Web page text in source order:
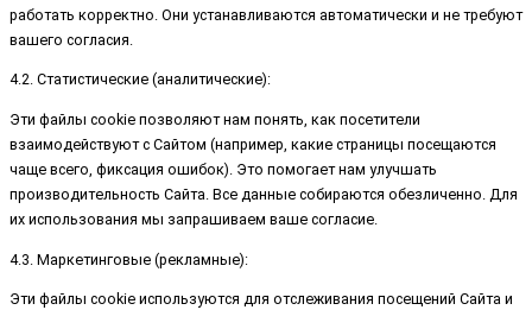
работать корректно. Они устанавливаются автоматически и не требуют
вашего согласия.
4.2. Статистические (аналитические):
Эти файлы cookie позволяют нам понять, как посетители
взаимодействуют с Сайтом (например, какие страницы посещаются
чаще всего, фиксация ошибок). Это помогает нам улучшать
производительность Сайта. Все данные собираются обезличенно. Для
их использования мы запрашиваем ваше согласие.
4.3. Маркетинговые (рекламные):
Эти файлы cookie используются для отслеживания посещений Сайта и